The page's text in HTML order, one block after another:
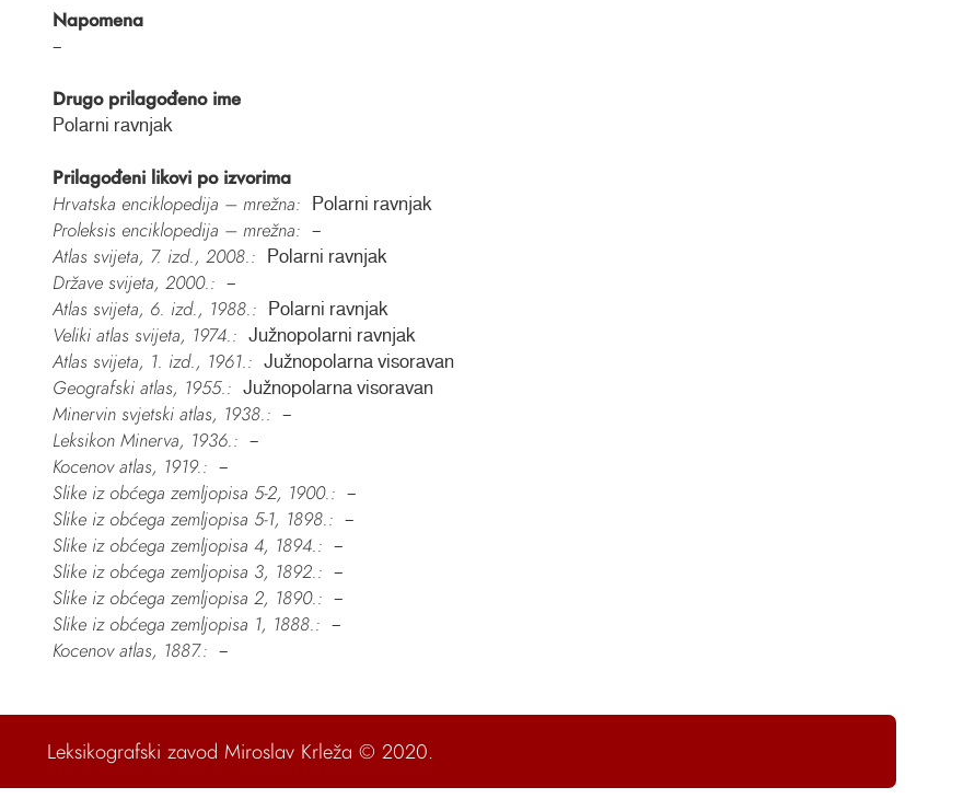
Napomena
–
Drugo prilagođeno ime
Polarni ravnjak
Prilagođeni likovi po izvorima
Hrvatska enciklopedija – mrežna:
Polarni ravnjak
Proleksis enciklopedija – mrežna: –
Atlas svijeta, 7. izd., 2008.: Polarni ravnjak
Države svijeta, 2000.: –
Atlas svijeta, 6. izd., 1988.: Polarni ravnjak
Veliki atlas svijeta, 1974.: Južnopolarni ravnjak
Atlas svijeta, 1. izd., 1961.: Južnopolarna visoravan
Geografski atlas, 1955.: Južnopolarna visoravan
Minervin svjetski atlas, 1938.: –
Leksikon Minerva, 1936.: –
Kocenov atlas, 1919.: –
Slike iz obćega zemljopisa 5-2, 1900.: –
Slike iz obćega zemljopisa 5-1, 1898.: –
Slike iz obćega zemljopisa 4, 1894.: –
Slike iz obćega zemljopisa 3, 1892.: –
Slike iz obćega zemljopisa 2, 1890.: –
Slike iz obćega zemljopisa 1, 1888.: –
Kocenov atlas, 1887.: –
Leksikografski zavod Miroslav Krleža © 2020.